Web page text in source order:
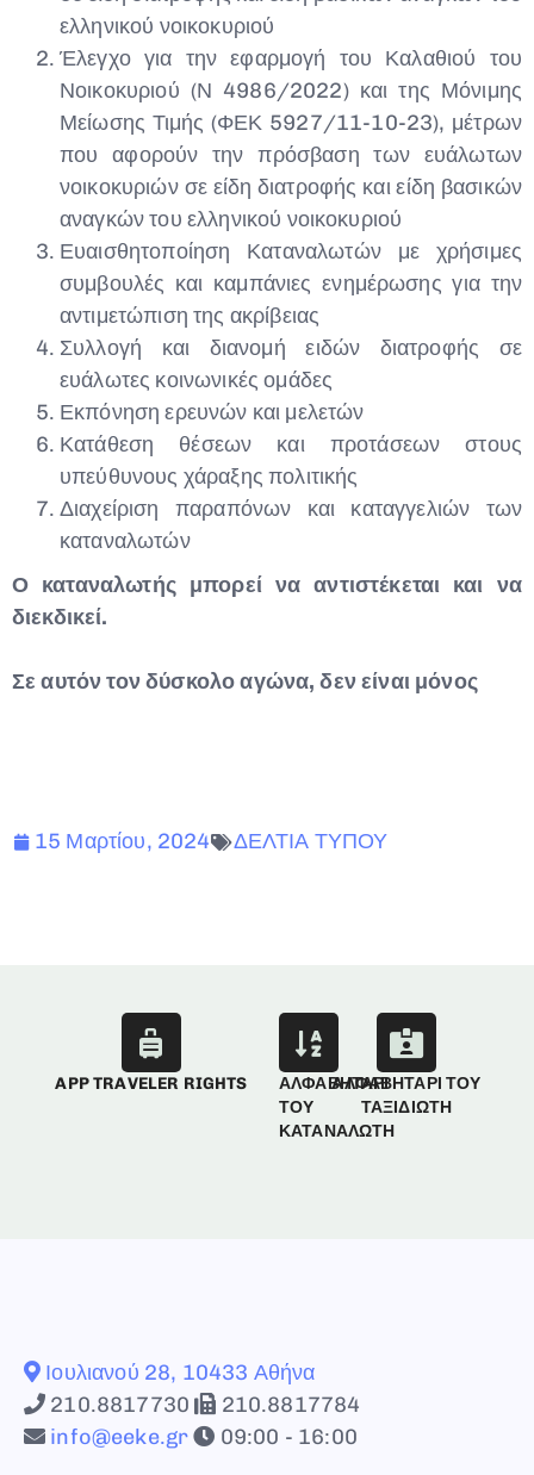
ελληνικού νοικοκυριού
Έλεγχο για την εφαρμογή του Καλαθιού του
Νοικοκυριού (Ν 4986/2022) και της Μόνιμης
Μείωσης Τιμής (ΦΕΚ 5927/11-10-23), μέτρων
που αφορούν την πρόσβαση των ευάλωτων
νοικοκυριών σε είδη διατροφής και είδη βασικών
αναγκών του ελληνικού νοικοκυριού
Ευαισθητοποίηση Καταναλωτών με χρήσιμες
συμβουλές και καμπάνιες ενημέρωσης για την
αντιμετώπιση της ακρίβειας
Συλλογή και διανομή ειδών διατροφής σε
ευάλωτες κοινωνικές ομάδες
Εκπόνηση ερευνών και μελετών
Κατάθεση θέσεων και προτάσεων στους
υπεύθυνους χάραξης πολιτικής
Διαχείριση παραπόνων και καταγγελιών των
καταναλωτών
Ο καταναλωτής μπορεί να αντιστέκεται και να
διεκδικεί.
Σε αυτόν τον δύσκολο αγώνα, δεν είναι μόνος
15 Μαρτίου, 2024 ΔΕΛΤΙΑ ΤΥΠΟΥ
APP TRAVELER RIGHTS
ΑΛΦΑΒΗΤΑΡΙ
ΤΟΥ
ΚΑΤΑΝΑΛΩΤΗ
ΑΛΦΑΒΗΤΑΡΙ ΤΟΥ
ΤΑΞΙΔΙΩΤΗ
Ιουλιανού 28, 10433 Αθήνα
210.8817730
210.8817784
info@eeke.gr
09:00 - 16:00